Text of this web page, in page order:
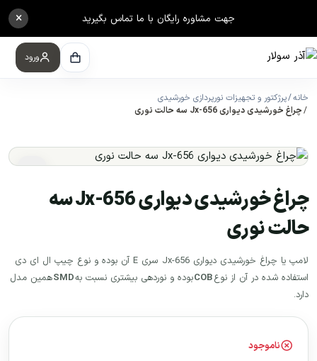
جهت مشاوره رایگان با ما تماس بگیرید ×
ورود
خانه پرژکتور و تجهیزات نورپردازی خورشیدی
چراغ خورشیدی دیواری Jx-656 سه حالت نوری
چراغ خورشیدی دیواری Jx-656 سه
حالت نوری
لامپ یا چراغ خورشیدی دیواری Jx-656 سری E آن بوده و نوع چیپ ال ای دی
استفاده شده در آن از نوعCOBبوده و نوردهی بیشتری نسبت بهSMDهمین مدل
دارد.
ناموجود